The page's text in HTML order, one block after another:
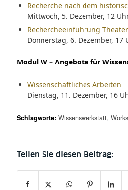
Recherche nach dem
Mittwoch, 5. Dezember, 12
Rechercheeinführung
Donnerstag, 6. Dezember, 17
Modul W – Angebote für
Wissenschaftliches Arbeiten
Dienstag, 11. Dezember, 16
Schlagworte: Wissenswerkstatt,